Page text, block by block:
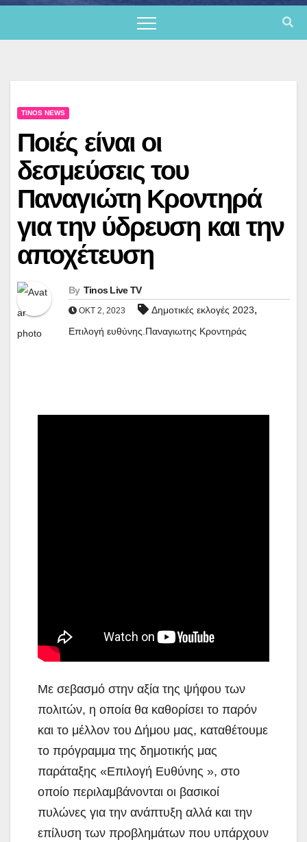
TINOS NEWS
Ποιές είναι οι
δεσμεύσεις του
Παναγιώτη Κροντηρά
για την ύδρευση και την
αποχέτευση
By Tinos Live TV
ΟΚΤ 2, 2023 Δημοτικές εκλογές 2023,
Επιλογή ευθύνης.Παναγιωτης Κροντηράς
Με σεβασμό στην αξία της ψήφου των
πολιτών, η οποία θα καθορίσει το παρόν
και το μέλλον του Δήμου μας, καταθέτουμε
το πρόγραμμα της δημοτικής μας
παράταξης «Επιλογή Ευθύνης », στο
οποίο περιλαμβάνονται οι βασικοί
πυλώνες για την ανάπτυξη αλλά και την
επίλυση των προβλημάτων που υπάρχουν